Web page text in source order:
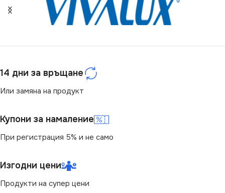
СЕРИЯ DUN
220V
МОЩНОСТ (W) 6.5
4000
1800
14 дни за връщане
Или замяна на продукт
Купони за намаление
При регистрация 5% и не само
Изгодни цени
Продукти на супер цени